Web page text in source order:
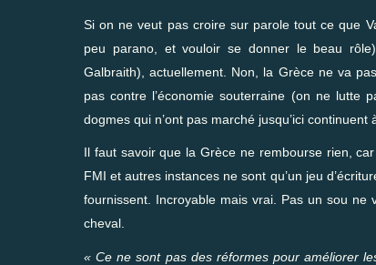
Si on ne veut pas croire sur parole tout ce que
peu parano, et vouloir se donner le beau
Galbraith), actuellement. Non, la Grèce ne va
pas contre l’économie souterraine (on ne lutte
dogmes qui n’ont pas marché jusqu’ici continuent
Il faut savoir que la Grèce ne rembourse rien,
FMI et autres instances ne sont qu’un jeu
fournissent. Incroyable mais vrai. Pas un sou ne
cheval.
« Ce ne sont pas des réformes pour améliorer